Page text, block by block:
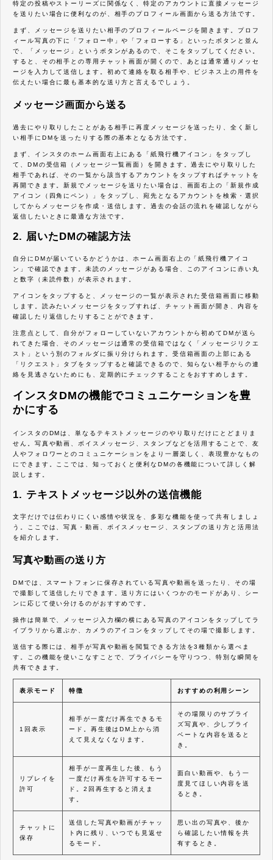
特定の投稿やストーリーズに関係なく、特定のアカウントに直接メッセージ
を送りたい場合に便利なのが、相手のプロフィール画面から送る方法です。
まず、メッセージを送りたい相手のプロフィールページを開きます。プロフ
ィール写真の下に「フォロー中」や「フォローする」といったボタンと並ん
で、「メッセージ」というボタンがあるので、そこをタップしてください。
すると、その相手との専用チャット画面が開くので、あとは通常通りメッセ
ージを入力して送信します。初めて連絡を取る相手や、ビジネス上の用件を
伝えたい場合に最も基本的な送り方と言えるでしょう。
メッセージ画面から送る
過去にやり取りしたことがある相手に再度メッセージを送ったり、全く新し
い相手にDMを送ったりする際の基本となる方法です。
まず、インスタのホーム画面右上にある「紙飛行機アイコン」をタップし
て、DMの受信箱（メッセージ一覧画面）を開きます。過去にやり取りした
相手であれば、その一覧から該当するアカウントをタップすればチャットを
再開できます。新規でメッセージを送りたい場合は、画面右上の「新規作成
アイコン（四角にペン）」をタップし、宛先となるアカウントを検索・選択
してからメッセージを作成・送信します。過去の会話の流れを確認しながら
返信したいときに最適な方法です。
2. 届いたDMの確認方法
自分にDMが届いているかどうかは、ホーム画面右上の「紙飛行機アイコ
ン」で確認できます。未読のメッセージがある場合、このアイコンに赤い丸
と数字（未読件数）が表示されます。
アイコンをタップすると、メッセージの一覧が表示された受信箱画面に移動
します。読みたいメッセージをタップすれば、チャット画面が開き、内容を
確認したり返信したりすることができます。
注意点として、自分がフォローしていないアカウントから初めてDMが送ら
れてきた場合、そのメッセージは通常の受信箱ではなく「メッセージリクエ
スト」という別のフォルダに振り分けられます。受信箱画面の上部にある
「リクエスト」タブをタップすると確認できるので、知らない相手からの連
絡を見逃さないためにも、定期的にチェックすることをおすすめします。
インスタDMの機能でコミュニケーションを豊
かにする
インスタのDMは、単なるテキストメッセージのやり取りだけにとどまりま
せん。写真や動画、ボイスメッセージ、スタンプなどを活用することで、友
人やフォロワーとのコミュニケーションをより一層楽しく、表現豊かなもの
にできます。ここでは、知っておくと便利なDMの各機能について詳しく解
説します。
1. テキストメッセージ以外の送信機能
文字だけでは伝わりにくい感情や状況を、多彩な機能を使って共有しましょ
う。ここでは、写真・動画、ボイスメッセージ、スタンプの送り方と活用法
を紹介します。
写真や動画の送り方
DMでは、スマートフォンに保存されている写真や動画を送ったり、その場
で撮影して送信したりできます。送り方にはいくつかのモードがあり、シー
ンに応じて使い分けるのがおすすめです。
操作は簡単で、メッセージ入力欄の横にある写真のアイコンをタップしてラ
イブラリから選ぶか、カメラのアイコンをタップしてその場で撮影します。
送信する際には、相手が写真や動画を閲覧できる方法を3種類から選べま
す。この機能を使いこなすことで、プライバシーを守りつつ、特別な瞬間を
共有できます。
表示モード 特徴 おすすめの利用シーン
1回表示
相手が一度だけ再生できるモ
ード。再生後はDM上から消
えて見えなくなります。
その場限りのサプライ
ズ写真や、少しプライ
ベートな内容を送ると
き。
リプレイを
許可
相手が一度再生した後、もう
一度だけ再生を許可するモー
ド。2回再生すると消えま
す。
面白い動画や、もう一
度見てほしい内容を送
るとき。
チャットに
保存
送信した写真や動画がチャッ
ト内に残り、いつでも見返せ
るモード。
思い出の写真や、後か
ら確認したい情報を共
有するとき。